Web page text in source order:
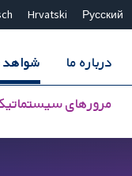
Русский
Hrvatski
درباره ما شواهد
مرورهای